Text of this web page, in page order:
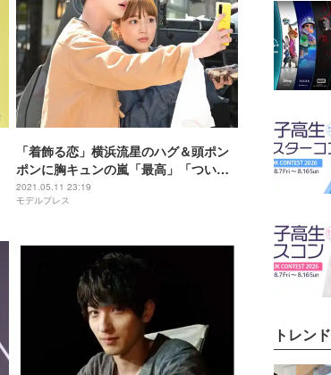
「着飾る恋」横浜流星のハグ＆頭ポン
ポンに胸キュンの嵐「最高」「ついに
両思いに」
2021.05.11 23:19
モデルプレス
トレンド